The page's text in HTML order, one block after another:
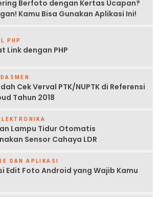
Berfoto dengan Kertas Ucapan?
Kamu Bisa Gunakan Aplikasi Ini!
PHP
Link dengan PHP
Cek Verval PTK/NUPTK di Referensi
Tahun 2018
Lampu Tidur Otomatis
Sensor Cahaya LDR
DAN APLIKASI
Edit Foto Android yang Wajib Kamu